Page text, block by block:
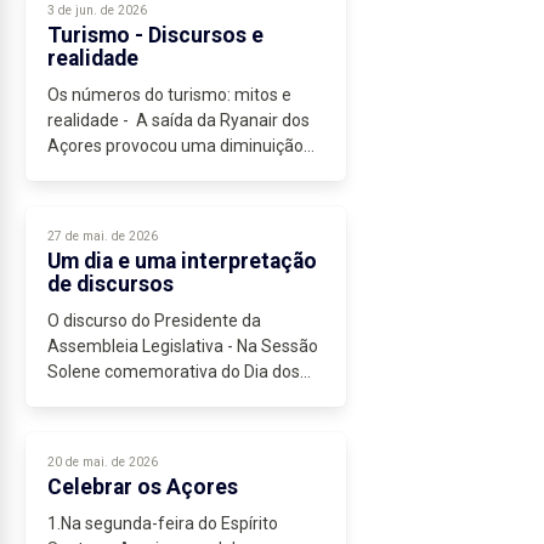
Papa...
3 de jun. de 2026
Turismo - Discursos e
realidade
Os números do turismo: mitos e
realidade - A saída da Ryanair dos
Açores provocou uma diminuição
27 de mai. de 2026
Um dia e uma interpretação
de discursos
O discurso do Presidente da
Assembleia Legislativa - Na Sessão
Solene comemorativa do Dia dos
20 de mai. de 2026
Celebrar os Açores
1.Na segunda-feira do Espírito